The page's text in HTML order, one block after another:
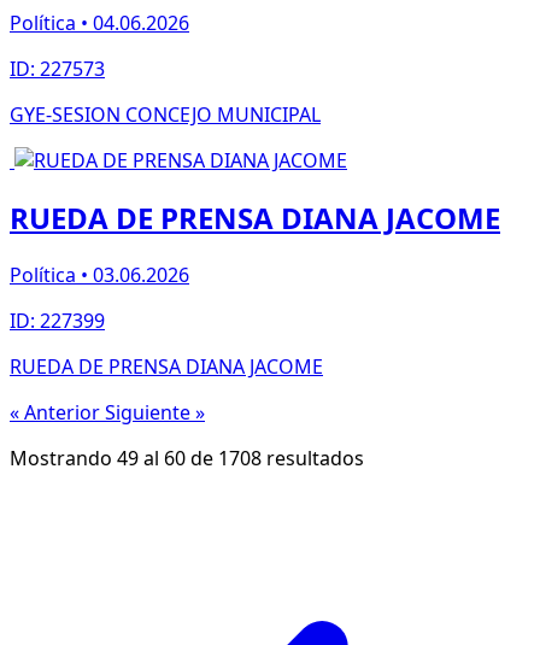
Política • 04.06.2026
ID: 227573
GYE-SESION CONCEJO MUNICIPAL
RUEDA DE PRENSA DIANA JACOME
Política • 03.06.2026
ID: 227399
RUEDA DE PRENSA DIANA JACOME
« AnteriorSiguiente »
Mostrando 49al 60de 1708 resultados